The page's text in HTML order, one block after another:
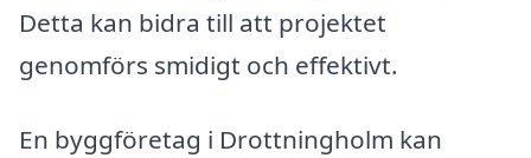
Detta kan bidra till att projektet
genomförs smidigt och effektivt.
En byggföretag i Drottningholm kan